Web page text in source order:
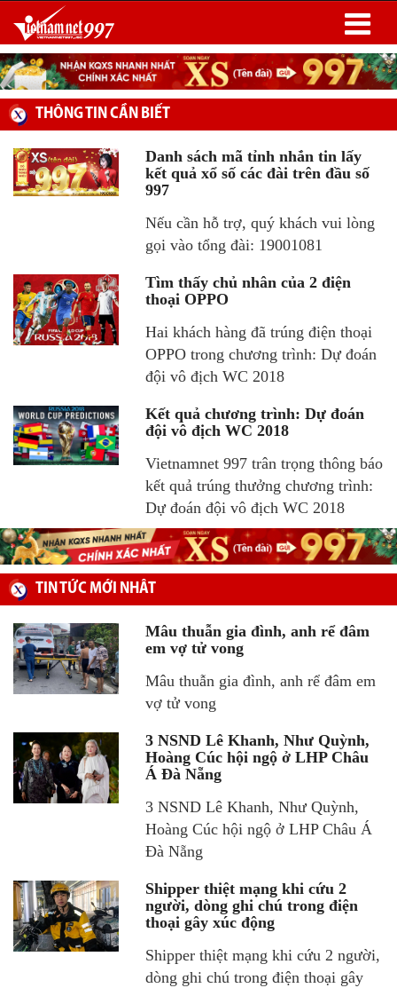
THÔNG TIN CẦN BIẾT
Danh sách mã tỉnh nhắn tin lấy
kết quả xổ số các đài trên đầu số
997
Nếu cần hỗ trợ, quý khách vui lòng
gọi vào tổng đài: 19001081
Tìm thấy chủ nhân của 2 điện
thoại OPPO
Hai khách hàng đã trúng điện thoại
OPPO trong chương trình: Dự đoán
đội vô địch WC 2018
Kết quả chương trình: Dự đoán
đội vô địch WC 2018
Vietnamnet 997 trân trọng thông báo
kết quả trúng thưởng chương trình:
Dự đoán đội vô địch WC 2018
TIN TỨC MỚI NHÂT
Mâu thuẫn gia đình, anh rể đâm
em vợ tử vong
Mâu thuẫn gia đình, anh rể đâm em
vợ tử vong
3 NSND Lê Khanh, Như Quỳnh,
Hoàng Cúc hội ngộ ở LHP Châu
Á Đà Nẵng
3 NSND Lê Khanh, Như Quỳnh,
Hoàng Cúc hội ngộ ở LHP Châu Á
Đà Nẵng
Shipper thiệt mạng khi cứu 2
người, dòng ghi chú trong điện
thoại gây xúc động
Shipper thiệt mạng khi cứu 2 người,
dòng ghi chú trong điện thoại gây